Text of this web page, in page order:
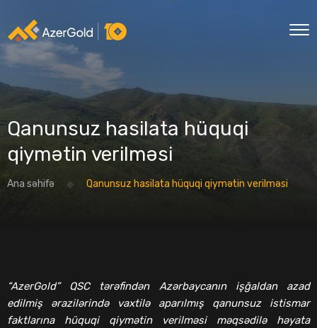
Qanunsuz hasilata hüquqi
qiymətin verilməsi
Ana səhifə Qanunsuz hasilata hüquqi qiymətin verilməsi
“AzerGold” QSC tərəfindən Azərbaycanın işğaldan azad
edilmiş ərazilərində vaxtilə aparılmış qanunsuz istismar
faktlarına hüquqi qiymətin verilməsi məqsədilə həyata